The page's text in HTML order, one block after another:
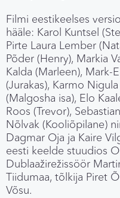
Filmi eestikeelses
hääle: Karol Kuntsel
Pirte Laura Lember
Põder (Henry), Markia
Kalda (Marleen), Mark-
(Jurakas), Karmo
(Malgosha isa), Elo
Roos (Trevor),
Nõlvak (Kooliõpilane)
Dagmar Oja ja Kaire
eesti keelde stuudios
Dublaažirežissöör
Tiidumaa, tõlkija Piret
Võsu.